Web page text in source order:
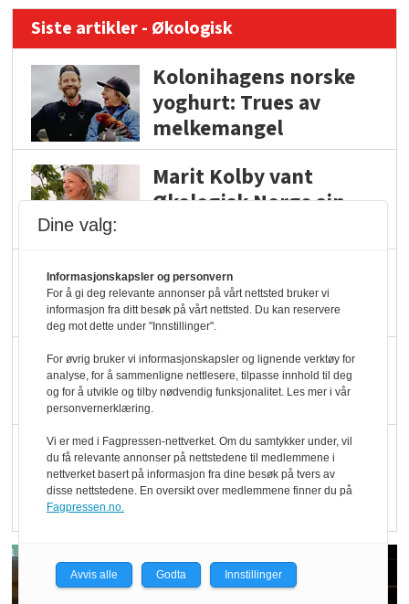
Siste artikler - Økologisk
Kolonihagens norske
yoghurt: Trues av
melkemangel
Marit Kolby vant
Økologisk Norge sin
Blir enklere å velge
økologisk i butikkhylla
Kolonihagen sliter
med å få tak i nok melk
Rapport: Økokundene
er klare! Er markedet
det?
Dine valg:
Informasjonskapsler og personvern
For å gi deg relevante annonser på vårt nettsted bruker vi
informasjon fra ditt besøk på vårt nettsted. Du kan reservere
deg mot dette under "Innstillinger".
For øvrig bruker vi informasjonskapsler og lignende verktøy for
analyse, for å sammenligne nettlesere, tilpasse innhold til deg
og for å utvikle og tilby nødvendig funksjonalitet. Les mer i vår
personvernerklæring.
Vi er med i Fagpressen-nettverket. Om du samtykker under, vil
du få relevante annonser på nettstedene til medlemmene i
nettverket basert på informasjon fra dine besøk på tvers av
disse nettstedene. En oversikt over medlemmene finner du på
Fagpressen.no.
Avvis alle Godta Innstillinger